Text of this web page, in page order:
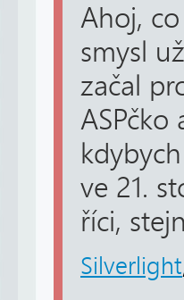
Ahoj,
smysl
začal
ve 21.
říci,
Silverlight